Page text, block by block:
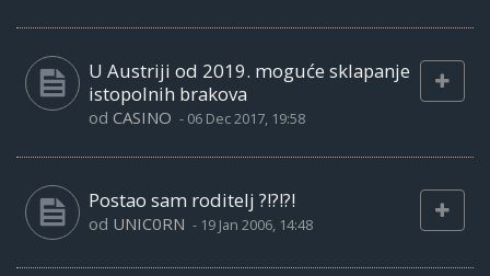
U Austriji od 2019. moguće sklapanje
istopolnih brakova
od CASINO - 06 Dec 2017, 19:58
Postao sam roditelj ?!?!?!
od UNIC0RN - 19 Jan 2006, 14:48